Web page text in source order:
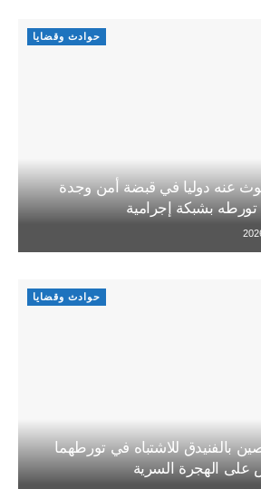
حوادث وقضايا
عنه دوليا في قبضة أمن وجدة
تورطه بشبكة إجرامية
حوادث وقضايا
بالفنيدق للاشتباه في تورطهما
على الهجرة السرية